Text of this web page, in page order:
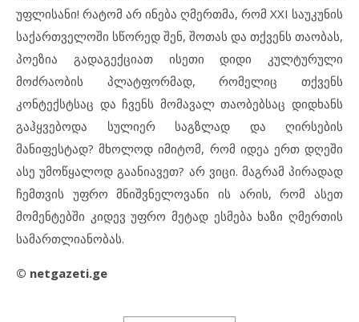
უფლისანი! რატომ არ ინება ღმერთმა, რომ XXI საუკუნის
საქართველოში სწორედ შენ, შოთას და თქვენს თაობას,
პოეზია გადაგექციათ ისეთი დიდი კულტურული
მოძრაობის პლატფორმად, რომელიც თქვენს
კონტექსტსაც და ჩვენს მომავალ თაობებსაც დიდხანს
გაჰყვებოდა სულიერ საგზლად და ღირსების
მანიფესტად? მხოლოდ იმიტომ, რომ იდეა ერთ დღეში
ასე უმოწყალოდ გაანიავეთ? არ ვიცი. მაგრამ პირადად
ჩემთვის უფრო მნიშვნელოვანი ის არის, რომ ასეთ
მომენტებში კიდევ უფრო მეტად ესმება ხაზი ღმერთის
სამართლიანობას.
© netgazeti.ge